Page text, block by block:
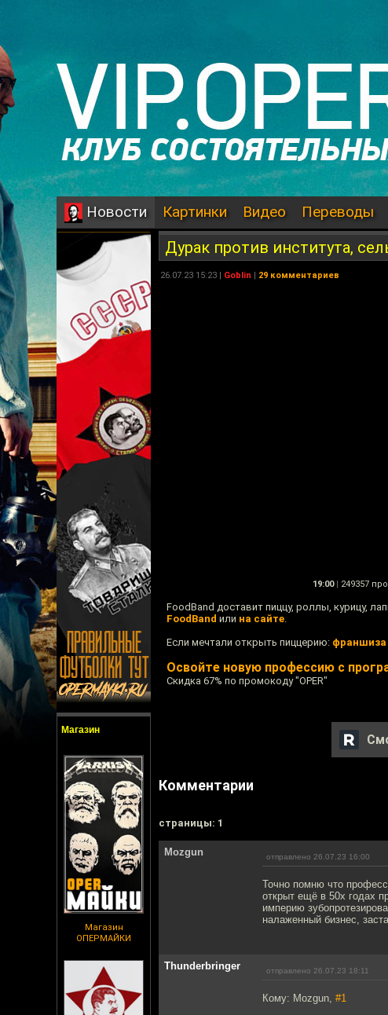
Новости Картинки Видео Переводы
Магазин
Магазин
ОПЕРМАЙКИ
Дурак против института,
26.07.23 15:23 | Goblin | 29 комментариев
19:00 | 249357
FoodBand доставит пиццу, роллы, курицу,
FoodBand или на сайте.
Если мечтали открыть пиццерию: франшиза
Освойте новую профессию с
Скидка 67% по промокоду "OPER"
Комментарии
cтраницы: 1
Mozgun отправлено 26.07.23 16:00
Точно помню что
открыт ещё в 50х годах
империю
налаженный бизнес,
Thunderbringer отправлено 26.07.23 18:11
Кому: Mozgun, #1